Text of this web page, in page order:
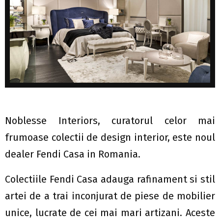
Noblesse Interiors, curatorul celor mai
frumoase colectii de design interior, este noul
dealer Fendi Casa in Romania.
Colectiile Fendi Casa adauga rafinament si stil
artei de a trai inconjurat de piese de mobilier
unice, lucrate de cei mai mari artizani. Aceste